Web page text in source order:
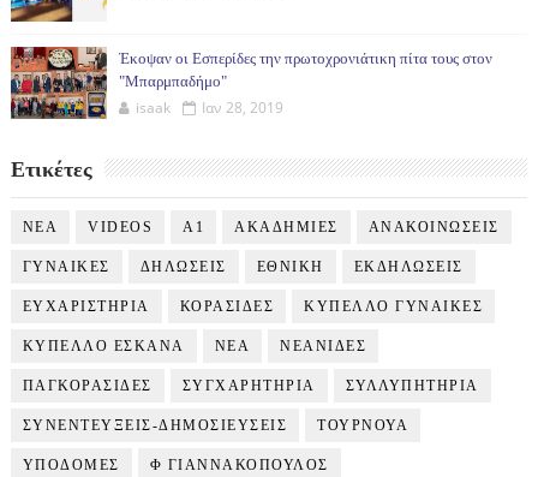
Έκοψαν οι Εσπερίδες την πρωτοχρονιάτικη πίτα τους στον
"Μπαρμπαδήμο"
isaak Ιαν 28, 2019
Ετικέτες
NEA VIDEOS Α1 ΑΚΑΔΗΜΙΕΣ ΑΝΑΚΟΙΝΩΣΕΙΣ
ΓΥΝΑΙΚΕΣ ΔΗΛΩΣΕΙΣ ΕΘΝΙΚΗ ΕΚΔΗΛΩΣΕΙΣ
ΕΥΧΑΡΙΣΤΗΡΙΑ ΚΟΡΑΣΙΔΕΣ ΚΥΠΕΛΛΟ ΓΥΝΑΙΚΕΣ
ΚΥΠΕΛΛΟ ΕΣΚΑΝΑ ΝΕΑ ΝΕΑΝΙΔΕΣ
ΠΑΓΚΟΡΑΣΙΔΕΣ ΣΥΓΧΑΡΗΤΗΡΙΑ ΣΥΛΛΥΠΗΤΗΡΙΑ
ΣΥΝΕΝΤΕΥΞΕΙΣ-ΔΗΜΟΣΙΕΥΣΕΙΣ ΤΟΥΡΝΟΥΑ
ΥΠΟΔΟΜΕΣ Φ ΓΙΑΝΝΑΚΟΠΟΥΛΟΣ